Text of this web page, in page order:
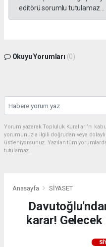
editörü sorumlu tutulamaz...
Okuyu Yorumları (0)
Yorum yazarak Topluluk Kuralları’nı
yorumunuzla ilgili doğrudan veya
üstleniyorsunuz. Yazılan tüm
tutulamaz.
Anasayfa SİYASET
karar!